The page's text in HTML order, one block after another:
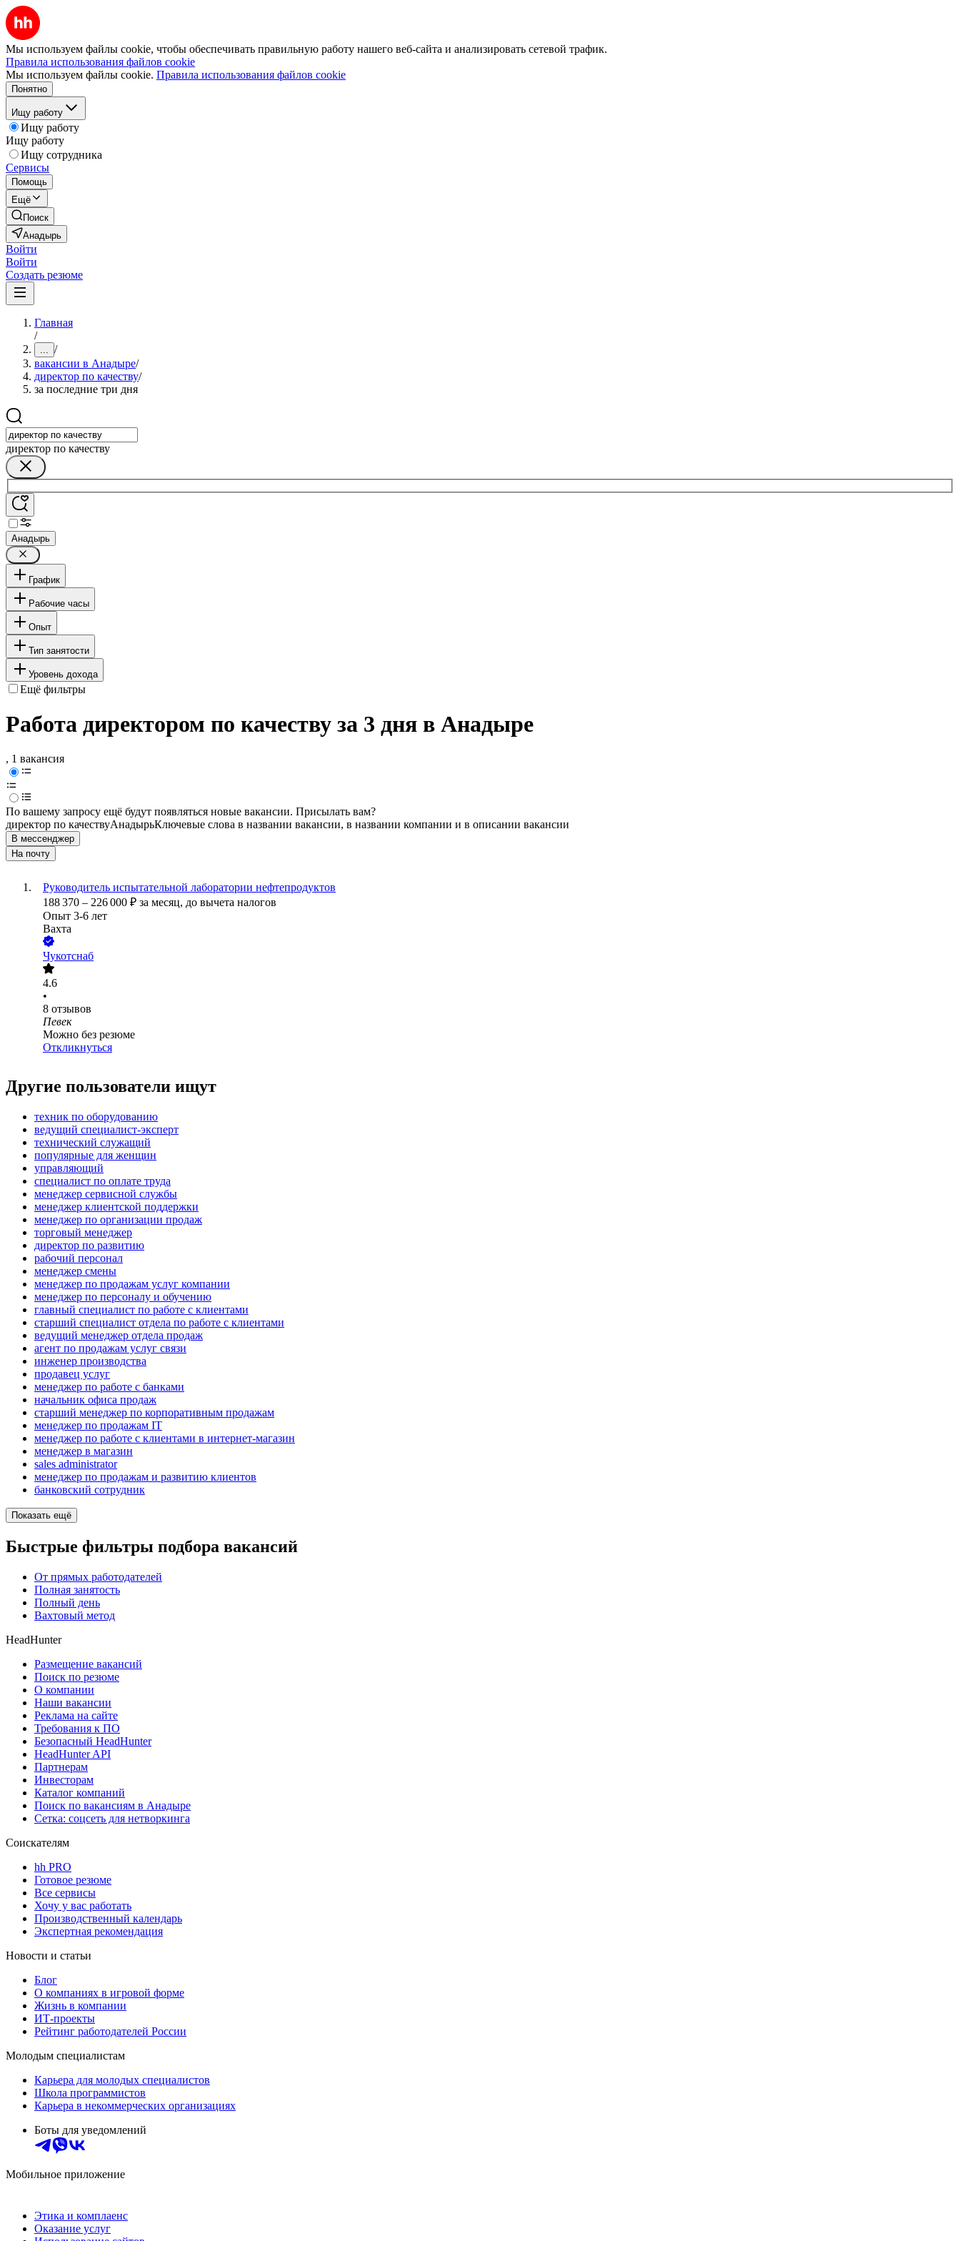
Мы используем файлы cookie, чтобы обеспечивать правильную работу нашего веб-сайта и анализировать сетевой трафик.
Правила использования файлов cookie
Мы используем файлы cookie. Правила использования файлов cookie
Понятно
Ищу работу
Ищу работу
Ищу работу
Ищу сотрудника
Сервисы
Помощь
Ещё
Поиск
Анадырь
Войти
Войти
Создать резюме
Главная
/
... /
вакансии в Анадыре/
директор по качеству/
за последние три дня
директор по качеству
Анадырь
График
Рабочие часы
Опыт
Тип занятости
Уровень дохода
Ещё фильтры
Работа директором по качеству за 3 дня в Анадыре
, 1 вакансия
По вашему запросу ещё будут появляться новые вакансии. Присылать вам?
директор по качествуАнадырьКлючевые слова в названии вакансии, в названии компании и в описании вакансии
В мессенджер
На почту
Руководитель испытательной лаборатории нефтепродуктов
188 370 – 226 000 ₽ за месяц, до вычета налогов
Опыт 3-6 лет
Вахта
Чукотснаб
4.6
•
8 отзывов
Певек
Можно без резюме
Откликнуться
Другие пользователи ищут
техник по оборудованию
ведущий специалист-эксперт
технический служащий
популярные для женщин
управляющий
специалист по оплате труда
менеджер сервисной службы
менеджер клиентской поддержки
менеджер по организации продаж
торговый менеджер
директор по развитию
рабочий персонал
менеджер смены
менеджер по продажам услуг компании
менеджер по персоналу и обучению
главный специалист по работе с клиентами
старший специалист отдела по работе с клиентами
ведущий менеджер отдела продаж
агент по продажам услуг связи
инженер производства
продавец услуг
менеджер по работе с банками
начальник офиса продаж
старший менеджер по корпоративным продажам
менеджер по продажам IT
менеджер по работе с клиентами в интернет-магазин
менеджер в магазин
sales administrator
менеджер по продажам и развитию клиентов
банковский сотрудник
Показать ещё
Быстрые фильтры подбора вакансий
От прямых работодателей
Полная занятость
Полный день
Вахтовый метод
HeadHunter
Размещение вакансий
Поиск по резюме
О компании
Наши вакансии
Реклама на сайте
Требования к ПО
Безопасный HeadHunter
HeadHunter API
Партнерам
Инвесторам
Каталог компаний
Поиск по вакансиям в Анадыре
Сетка: соцсеть для нетворкинга
Соискателям
hh PRO
Готовое резюме
Все сервисы
Хочу у вас работать
Производственный календарь
Экспертная рекомендация
Новости и статьи
Блог
О компаниях в игровой форме
Жизнь в компании
ИТ-проекты
Рейтинг работодателей России
Молодым специалистам
Карьера для молодых специалистов
Школа программистов
Карьера в некоммерческих организациях
Боты для уведомлений
Мобильное приложение
Этика и комплаенс
Оказание услуг